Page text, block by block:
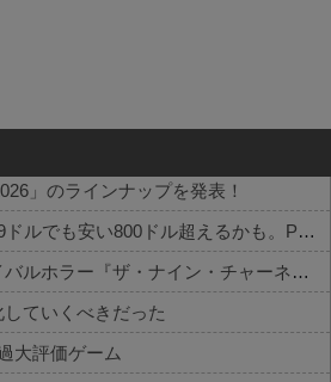
くまで
」のラインナップを発表！
メディア「Switch2、499ドルでも安い800ドル超えるかも。PS5は直近での値上げ可能性低い」
サイコロジカル・サバイバルホラー『ザ・ナイン・チャーネル ー第九納骨室ー』PS5版が8/6本日発売─物音ひとつが“死”を招く極限の緊張感と、謎に包まれたディストピアでのサバイバル
ていくべきだった
大評価ゲーム